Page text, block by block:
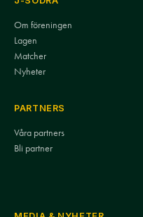
Om föreningen
Lagen
Matcher
Nyheter
PARTNERS
Våra partners
Bli partner